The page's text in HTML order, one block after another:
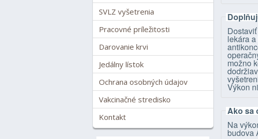
SVLZ vyšetrenia
Pracovné príležitosti
Darovanie krvi
Jedálny lístok
Ochrana osobných údajov
Vakcinačné stredisko
Kontakt
lekára
možno
Výkon
Ako sa
Na
budova